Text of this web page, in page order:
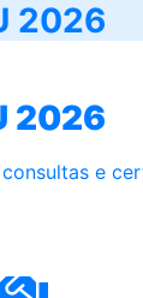
2026
2026
e